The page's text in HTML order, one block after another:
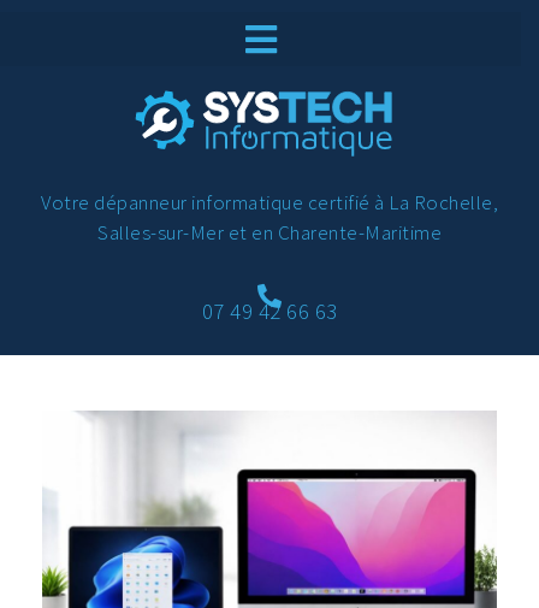
Votre dépanneur informatique certifié à La Rochelle,
Salles-sur-Mer et en Charente-Maritime
07 49 42 66 63